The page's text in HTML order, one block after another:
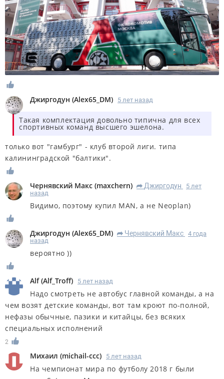
Джиргодун (Alex65_DM) 5 лет назад
Такая комплектация довольно типична для всех
спортивных команд высшего эшелона.
только вот "гамбург" - клуб второй лиги. типа
калининградской "балтики".
Чернявский Макс (maxchern) R Джиргодун
5 лет
назад
Видимо, поэтому купил MAN, а не Neoplan)
Джиргодун (Alex65_DM) R Чернявский Макс 4 года
назад
вероятно ))
Alf(Alf_Troff) 5 лет назад
Надо смотреть не автобус главной команды, а на
чем возят детские команды, вот там кроют по-полной,
нефазы обычные, пазики и китайцы, без всяких
специальных исполнений
2
Михаил (michail-ccc) 5 лет назад
На чемпионат мира по футболу 2018 г были